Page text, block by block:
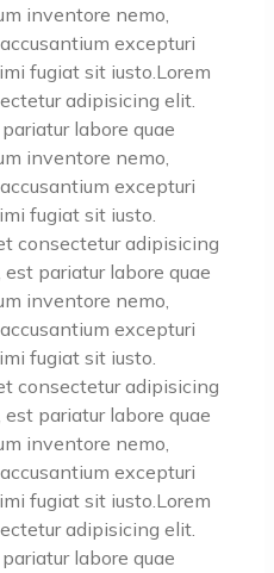
inventore nemo,
excepturi
fugiat sit iusto.Lorem
adipisicing elit.
labore quae
inventore nemo,
excepturi
fugiat sit iusto.
consectetur adipisicing
pariatur labore quae
inventore nemo,
excepturi
fugiat sit iusto.
consectetur adipisicing
pariatur labore quae
inventore nemo,
excepturi
fugiat sit iusto.Lorem
adipisicing elit.
labore quae